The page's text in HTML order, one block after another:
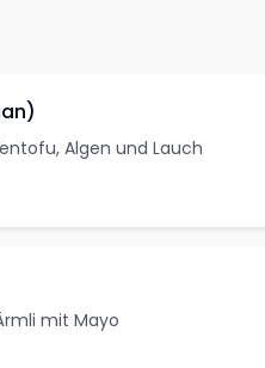
Algen und Lauch
mit Mayo